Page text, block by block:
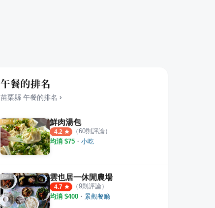
午餐的排名
苗栗縣 午餐的排名 ›
鮮肉湯包
4.2 （60則評論）
均消 $75 ・ 小吃
雲也居一休閒農場
4.7 （9則評論）
均消 $400 ・ 景觀餐廳